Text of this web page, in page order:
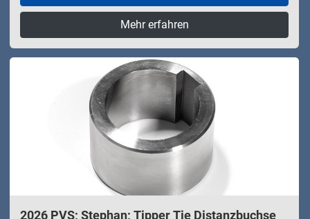
Mehr erfahren
2026 PVS; Stephan; Tipper Tie Distanzbuchse